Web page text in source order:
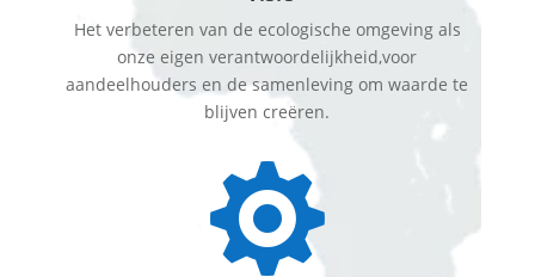
Het verbeteren van de ecologische omgeving als
onze eigen verantwoordelijkheid,voor
aandeelhouders en de samenleving om waarde te
blijven creëren.
